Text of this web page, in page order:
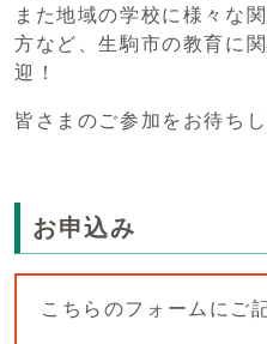
また地域の学校に様々な
方など、生駒市の教育に
迎！
皆さまのご参加をお待ちし
お申込み
こちらのフォームにご